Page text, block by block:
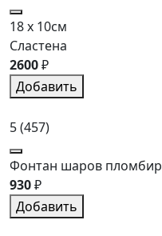
18 x 10см
Сластена
2600₽
Добавить
5(457)
Фонтан шаров пломбир
930₽
Добавить